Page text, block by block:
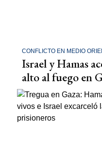
CONFLICTO EN MEDIO
Israel y Hamas
alto al fuego en